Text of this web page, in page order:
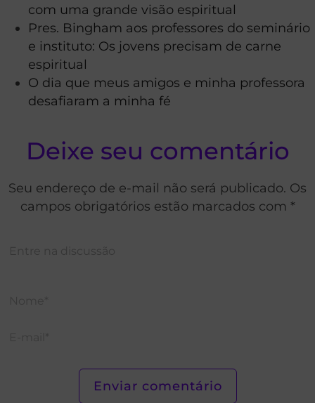
com uma grande visão espiritual
Pres. Bingham aos professores do seminário
e instituto: Os jovens precisam de carne
espiritual
O dia que meus amigos e minha professora
desafiaram a minha fé
Deixe seu comentário
Seu endereço de e-mail não será publicado. Os
campos obrigatórios estão marcados com *